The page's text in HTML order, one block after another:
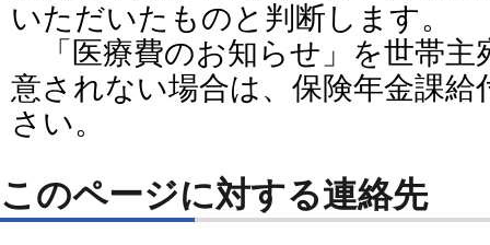
いただいたものと判断します。
「医療費のお知らせ」を世帯主
意されない場合は、保険年金課
さい。
このページに対する連絡先